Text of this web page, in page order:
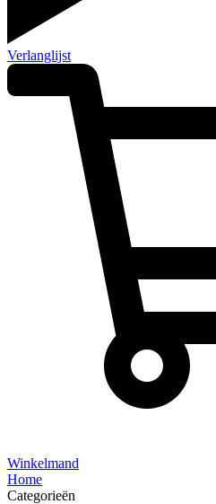
Verlanglijst
Winkelmand
Home
Categorieën